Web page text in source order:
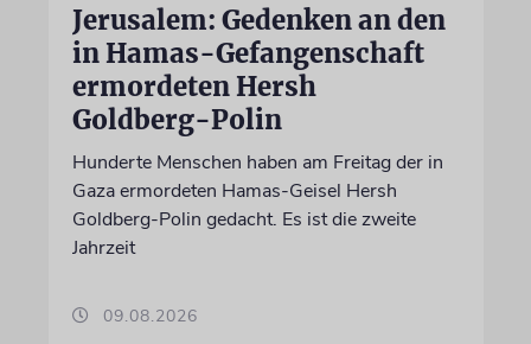
Jerusalem: Gedenken an den
in Hamas-Gefangenschaft
ermordeten Hersh
Goldberg-Polin
Hunderte Menschen haben am Freitag der in
Gaza ermordeten Hamas-Geisel Hersh
Goldberg-Polin gedacht. Es ist die zweite
Jahrzeit
09.08.2026